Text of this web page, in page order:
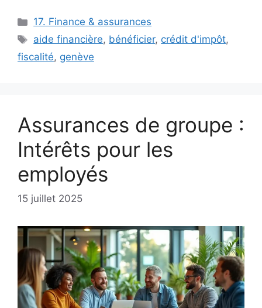
Catégories
17. Finance & assurances
Étiquettes
aide financière, bénéficier, crédit d'impôt,
fiscalité, genève
Assurances de groupe :
Intérêts pour les
employés
15 juillet 2025